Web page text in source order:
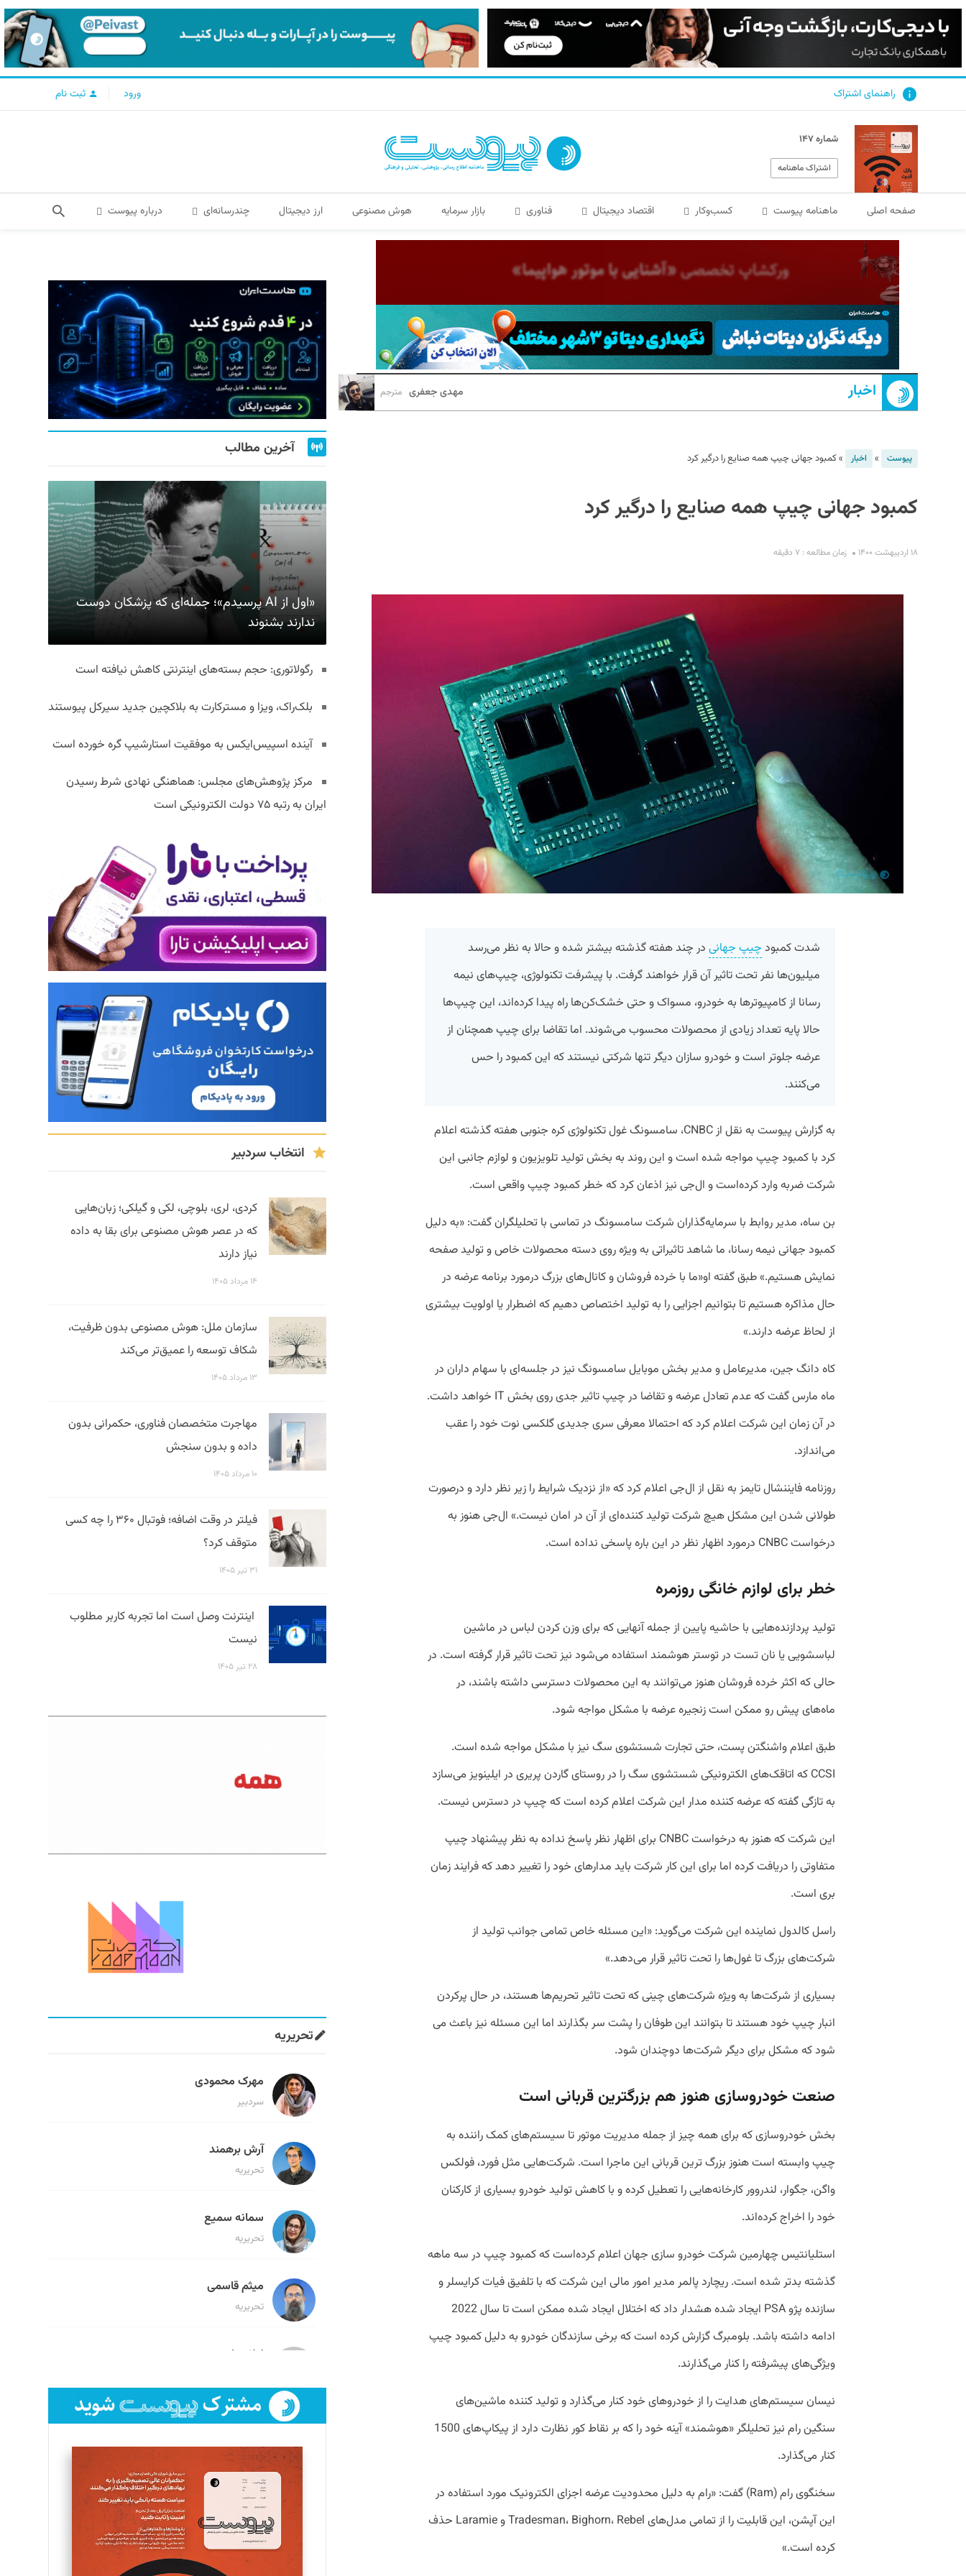
راهنمای اشتراک ورود ثبت نام
شماره ۱۴۷
اشتراک ماهنامه
صفحه اصلی ماهنامه پیوست کسب‌و‌کار اقتصاد دیجیتال فناوری بازار سرمایه هوش مصنوعی ارز دیجیتال چندرسانه‌ای درباره پیوست
اخبار مهدی جعفری مترجم
پیوست » اخبار »کمبود جهانی چیپ همه صنایع را درگیر کرد
کمبود جهانی چیپ همه صنایع را درگیر کرد
۱۸ اردیبهشت ۱۴۰۰ زمان مطالعه : ۷ دقیقه
شدت کمبود چیپ جهانی در چند هفته گذشته بیشتر شده و حالا به نظر می‌رسد
میلیون‌ها نفر تحت تاثیر آن قرار خواهند گرفت. با پیشرفت تکنولوژی، چیپ‌های نیمه
رسانا از کامپیوتر‌ها به خودرو، مسواک و حتی خشک‌کن‌ها راه پیدا کرده‌اند، این چیپ‌ها
حالا پایه تعداد زیادی از محصولات محسوب می‌شوند. اما تقاضا برای چیپ همچنان از
عرضه جلوتر است و خودرو سازان دیگر تنها شرکتی نیستند که این کمبود را حس
می‌کنند.
به گزارش پیوست به نقل از CNBC، سامسونگ غول تکنولوژی کره جنوبی هفته گذشته اعلام
کرد با کمبود چیپ مواجه شده است و این روند به بخش تولید تلویزیون و لوازم جانبی این
شرکت ضربه وارد کرده‌است و ال‌جی نیز اذعان کرد که خطر کمبود چیپ واقعی است.
بن ساه، مدیر روابط با سرمایه‌گذاران شرکت سامسونگ در تماسی با تحلیلگران گفت: «به دلیل
کمبود جهانی نیمه رسانا، ما شاهد تاثیراتی به ویژه روی دسته محصولات خاص و تولید صفحه
نمایش هستیم.» طبق گفته او«ما با خرده فروشان و کانال‌های بزرگ درمورد برنامه عرضه در
حال مذاکره هستیم تا بتوانیم اجزایی را به تولید اختصاص دهیم که اضطرار یا اولویت بیشتری
از لحاظ عرضه دارند.»
کاه دانگ جین، مدیرعامل و مدیر بخش موبایل سامسونگ نیز در جلسه‌ای با سهام داران در
ماه مارس گفت که عدم تعادل عرضه و تقاضا در چیپ تاثیر جدی روی بخش IT خواهد داشت.
در آن زمان این شرکت اعلام کرد که احتمالا معرفی سری جدیدی گلکسی نوت خود را عقب
می‌اندازد.
روزنامه فایننشال تایمز به نقل از ال‌جی اعلام کرد که «از نزدیک شرایط را زیر نظر دارد و درصورت
طولانی شدن این مشکل هیچ شرکت تولید کننده‌ای از آن در امان نیست.» ال‌جی هنوز به
درخواست CNBC درمورد اظهار نظر در این باره پاسخی نداده است.
خطر برای لوازم خانگی روزمره
تولید پردازنده‌هایی با حاشیه پایین از جمله آنهایی که برای وزن کردن لباس در ماشین
لباسشویی یا نان تست در توستر هوشمند استفاده می‌شود نیز تحت تاثیر قرار گرفته است. در
حالی که اکثر خرده فروشان هنوز می‌توانند به این محصولات دسترسی داشته باشند، در
ماه‌های پیش رو ممکن است زنجیره عرضه با مشکل مواجه شود.
طبق اعلام واشنگتن پست، حتی تجارت شستشوی سگ نیز با مشکل مواجه شده است.
CCSI که اتاقک‌های الکترونیکی شستشوی سگ را در روستای گاردن پریری در ایلینویز می‌سازد
به تازگی گفته که عرضه کننده مدار این شرکت اعلام کرده است که چیپ در دسترس نیست.
این شرکت که هنوز به درخواست CNBC برای اظهار نظر پاسخ نداده به نظر پیشنهاد چیپ
متفاوتی را دریافت کرده اما برای این کار شرکت باید مدار‌های خود را تغییر دهد که فرایند زمان‌
بری است.
راسل کالدول نماینده این شرکت می‌گوید: «این مسئله خاص تمامی جوانب تولید از
شرکت‌های بزرگ تا غول‌ها را تحت تاثیر قرار می‌دهد.»
بسیاری از شرکت‌ها به ویژه شرکت‌های چینی که تحت تاثیر تحریم‌ها هستند، در حال پرکردن
انبار چیپ خود هستند تا بتوانند این طوفان را پشت سر بگذارند اما این مسئله نیز باعث می
شود که مشکل برای دیگر شرکت‌ها دوچندان شود.
صنعت خودروسازی هنوز هم بزرگترین قربانی است
بخش خودروسازی که برای همه چیز از جمله مدیریت موتور تا سیستم‌های کمک راننده به
چیپ وابسته است هنوز بزرگ ترین قربانی این ماجرا است. شرکت‌هایی مثل فورد، فولکس
واگن، جگوار، لندروور کارخانه‌هایی را تعطیل کرده و با کاهش تولید خودرو بسیاری از کارکنان
خود را اخراج کرده‌اند.
استلیانتیس چهارمین شرکت خودرو سازی جهان اعلام کرده‌است که کمبود چیپ در سه ماهه
گذشته بدتر شده است. ریچارد پالمر مدیر امور مالی این شرکت که با تلفیق فیات کرایسلر و
سازنده پژو PSA ایجاد شده هشدار داد که اختلال ایجاد شده ممکن است تا سال 2022
ادامه داشته باشد. بلومبرگ گزارش کرده است که برخی سازندگان خودرو به دلیل کمبود چیپ
ویژگی‌های پیشرفته را کنار می‌گذارند.
نیسان سیستم‌های هدایت را از خودرو‌های خود کنار می‌گذارد و تولید کننده ماشین‌های
سنگین رام نیز تحلیلگر «هوشمند» آینه خود را که بر نقاط کور نظارت دارد از پیکاپ‌های 1500
کنار می‌گذارد.
سخنگوی رام (Ram) گفت: «رام به دلیل محدودیت عرضه اجزای الکترونیک مورد استفاده در
این آپشن، این قابلیت را از تمامی مدل‌های Tradesman، Bighorn، Rebel و Laramie حذف
کرده است.»
آخرین مطالب
«اول از AI پرسیدم»؛ جمله‌ای که پزشکان دوست
ندارند بشنوند
رگولاتوری: حجم بسته‌های اینترنتی کاهش نیافته است
بلک‌راک، ویزا و مسترکارت به بلاکچین جدید سیرکل پیوستند
آینده اسپیس‌ایکس به موفقیت استارشیپ گره خورده است
مرکز پژوهش‌های مجلس: هماهنگی نهادی شرط رسیدن
ایران به رتبه ۷۵ دولت الکترونیکی است
انتخاب سردبیر
کردی، لری، بلوچی، لکی و گیلکی؛ زبان‌هایی
که در عصر هوش مصنوعی برای بقا به داده
نیاز دارند
۱۴ مرداد ۱۴۰۵
سازمان ملل: هوش مصنوعی بدون ظرفیت،
شکاف توسعه را عمیق‌تر می‌کند
۱۳ مرداد ۱۴۰۵
مهاجرت متخصصان فناوری، حکمرانی بدون
داده و بدون سنجش
۱۰ مرداد ۱۴۰۵
فیلتر در وقت اضافه؛ فوتبال ۳۶۰ را چه کسی
متوقف کرد؟
۳۱ تیر ۱۴۰۵
اینترنت وصل است اما تجربه کاربر مطلوب
نیست
۲۸ تیر ۱۴۰۵
تحریریه
مهرک محمودی
سردبیر
آرش برهمند
تحریریه
سمانه سمیع
تحریریه
میثم قاسمی
تحریریه
لیلا حنارود
فائزه فتحی رستمی
تحریریه
سروش کرمیان
تحریریه
مینا پاکدل